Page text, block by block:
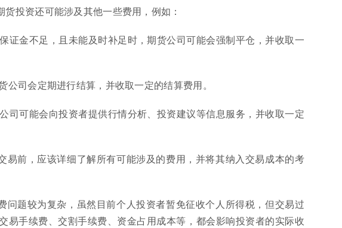
投资还可能涉及其他一些费用，例如：
证金不足，且未能及时补足时，期货公司可能会强制平仓，并收取一
公司会定期进行结算，并收取一定的结算费用。
司可能会向投资者提供行情分析、投资建议等信息服务，并收取一定
易前，应该详细了解所有可能涉及的费用，并将其纳入交易成本的考
问题较为复杂，虽然目前个人投资者暂免征收个人所得税，但交易过
易手续费、交割手续费、资金占用成本等，都会影响投资者的实际收